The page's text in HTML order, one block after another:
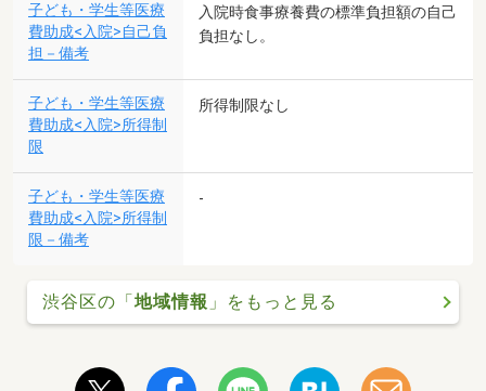
子ども・学生等医療
費助成<入院>自己負
担－備考
入院時食事療養費の標準負担額の自己
負担なし。
子ども・学生等医療
費助成<入院>所得制
限
所得制限なし
子ども・学生等医療
費助成<入院>所得制
限－備考
-
渋谷区の「地域情報 」をもっと見る